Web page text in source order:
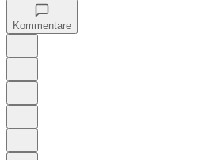
Kommentare